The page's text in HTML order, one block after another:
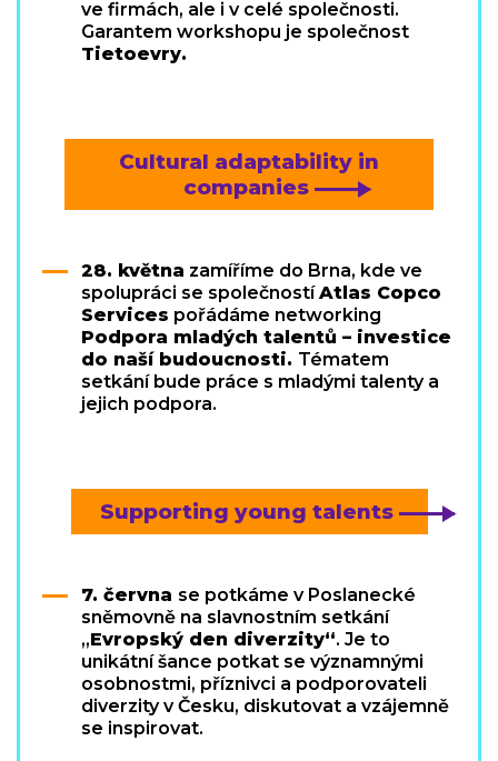
ve firmách, ale i v celé společnosti.
Garantem workshopu je společnost
Tietoevry.
Cultural adaptability in
companies
28. května zamíříme do Brna, kde ve
spolupráci se společnostíAtlas Copco
Services pořádáme networking
Podpora mladých talentů – investice
do naší budoucnosti. Tématem
setkání bude práce s mladými talenty a
jejich podpora.
Supporting young talents
7. června se potkáme v Poslanecké
sněmovně na slavnostním setkání
„Evropský den diverzity“. Je to
unikátní šance potkat se významnými
osobnostmi, příznivci a podporovateli
diverzity v Česku, diskutovat a vzájemně
se inspirovat.